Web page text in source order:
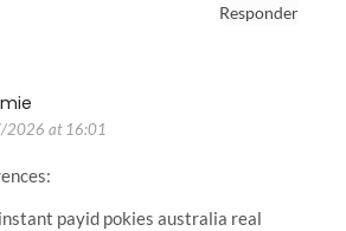
Responder
2026 at 16:01
payid pokies australia real